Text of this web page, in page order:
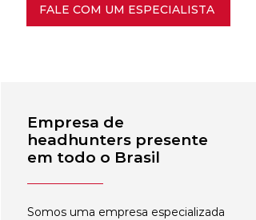
FALE COM UM ESPECIALISTA
Empresa de
headhunters presente
em todo o Brasil
Somos uma empresa especializada